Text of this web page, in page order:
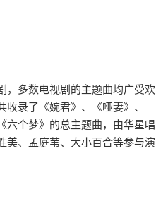
，多数电视剧的主题曲均广受欢
录了《婉君》、《哑妻》、
六个梦》的总主题曲，由华星唱
美、孟庭苇、大小百合等参与演